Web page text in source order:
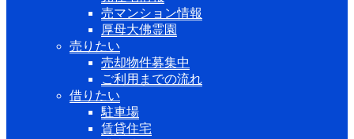
売マンション情報
厚母大佛霊園
売りたい
売却物件募集中
ご利用までの流れ
借りたい
駐車場
賃貸住宅